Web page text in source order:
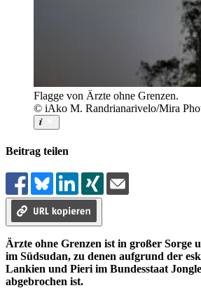
Flagge von Ärzte ohne Grenzen.
© iAko M. Randrianarivelo/Mira
Beitrag teilen
Ärzte ohne Grenzen ist in großer Sorge
im Südsudan, zu denen aufgrund der
Lankien und Pieri im Bundesstaat
abgebrochen ist.